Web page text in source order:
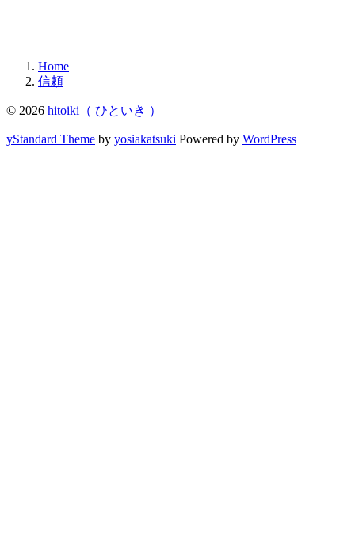
Home
信頼
© 2026 hitoiki（ ひといき ）
yStandard Theme by yosiakatsuki Powered by WordPress